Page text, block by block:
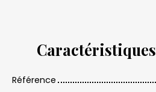
Caractéristiques
Référence